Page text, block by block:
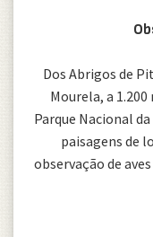
Dos Abrigos de
Mourela, a
Parque Nacional
paisagens de
observação de